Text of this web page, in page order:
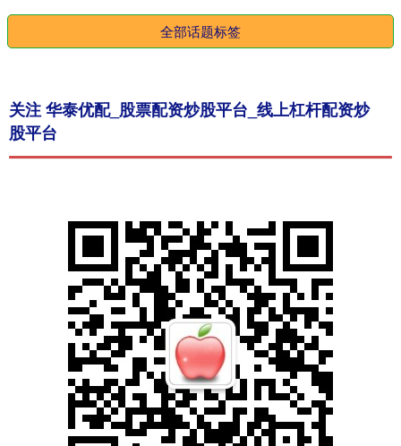
全部话题标签
关注 华泰优配_股票配资炒股平台_线上杠杆配资炒
股平台